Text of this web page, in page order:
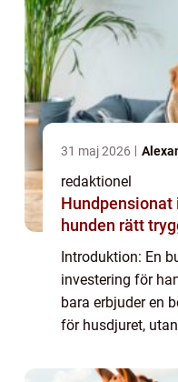
31 maj 2026
redaktionel
Hundpensionat i
hunden rätt
Introduktion: En
investering för
bara erbjuder en
för husdjuret,
naturliga behov